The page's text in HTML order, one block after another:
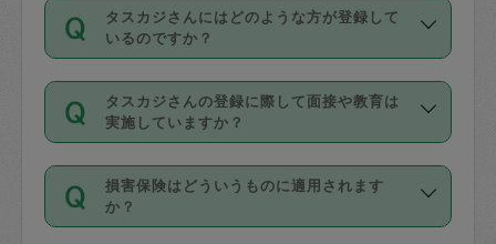
なお、タスカジさんの交通費も、依頼料
金のご請求と合わせてお支払いとなりま
動計算で表示されます。
ンセルが有償（1200円、隔週定期の場合
は２回以上のキャンセルが有償（1200
・ＡＭ ９時～１２時
・ＰＭ １３時～１６時
・夜 １８時～２１時
開始時間を２時間前後変更することが可
能です。依頼送信後、個別にタスカジさ
んにメッセージを送り調整してくださ
い。ただし、２時間を越えての調整はで
作り置きです。タスカジさんによってで
きる仕事の範囲が異なりますので、依頼
する前にタスカジさんのプロフィールで
確認してください。
基本的に、高所での作業や危険作業、屋
外での作業は対象外です。
タスカジさんにはどのような方が登録して
いるのですか？
主婦として長年の家事経験をお持ちの
方、栄養士・調理師といった資格者で保
育園や学校の給食やレストランで料理関
係の専門職に従事されていた方、日本で
すでにハウスキーパーや英語の先生とし
てお仕事をしているフィリピン出身の
タスカジさんの登録に際して面接や教育は
実施していますか？
応募の際に、各自事務局との面接と説明
を行っています。その後、身分証明書の
写真提出をしていただいています。外国
損害保険はどういうものに適用されます
か？